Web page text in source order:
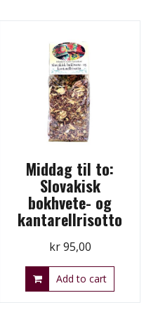
Middag til to:
Slovakisk
bokhvete- og
kantarellrisotto
kr95,00
Add to cart